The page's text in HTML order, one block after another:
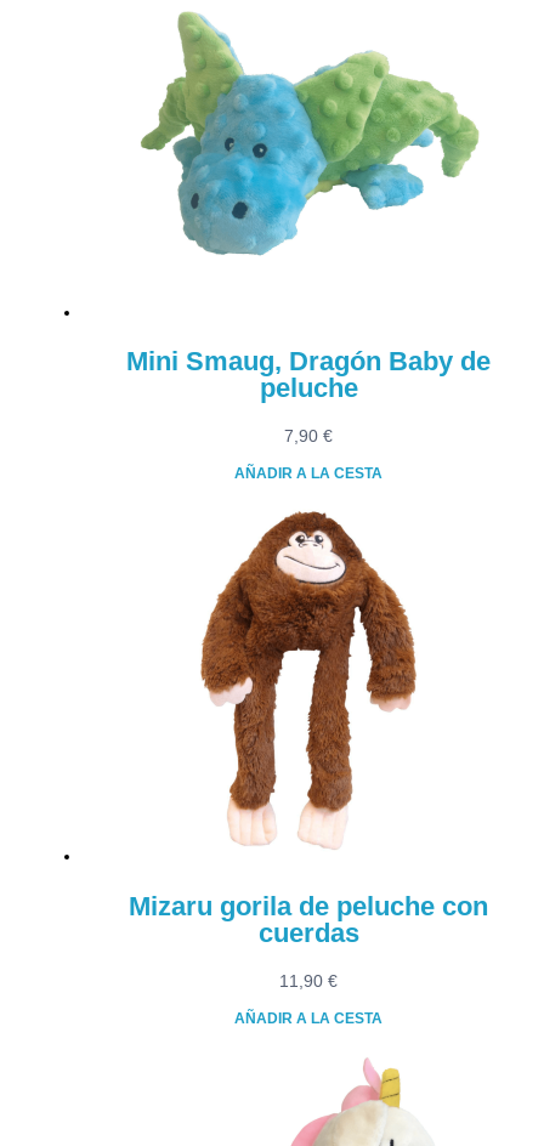
Mini Smaug, Dragón Baby de
peluche
7,90 €
AÑADIR A LA CESTA
Mizaru gorila de peluche con
cuerdas
11,90 €
AÑADIR A LA CESTA